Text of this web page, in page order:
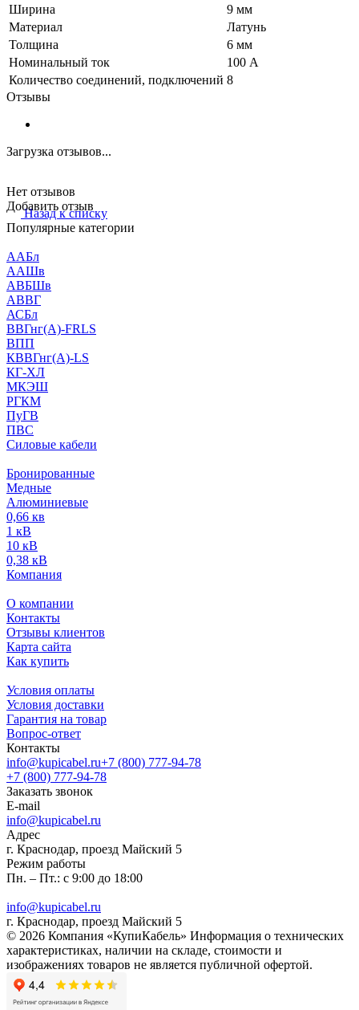
Ширина
9 мм
Материал
Латунь
Толщина
6 мм
Номинальный ток
100 А
Количество соединений, подключений 8
Отзывы
Загрузка отзывов...
Нет отзывов
Добавить отзыв
Назад к списку
Популярные категории
ААБл
ААШв
АВБШв
АВВГ
АСБл
ВВГнг(А)-FRLS
ВПП
КВВГнг(А)-LS
КГ-ХЛ
МКЭШ
РГКМ
ПуГВ
ПВС
Силовые кабели
Бронированные
Медные
Алюминиевые
0,66 кв
1 кВ
10 кВ
0,38 кВ
Компания
О компании
Контакты
Отзывы клиентов
Карта сайта
Как купить
Условия оплаты
Условия доставки
Гарантия на товар
Вопрос-ответ
Контакты
info@kupicabel.ru+7 (800) 777-94-78
+7 (800) 777-94-78
Заказать звонок
E-mail
info@kupicabel.ru
Адрес
г. Краснодар, проезд Майский 5
Режим работы
Пн. – Пт.: с 9:00 до 18:00
info@kupicabel.ru
г. Краснодар, проезд Майский 5
© 2026 Компания «КупиКабель» Информация о технических
характеристиках, наличии на складе, стоимости и
изображениях товаров не является публичной офертой.